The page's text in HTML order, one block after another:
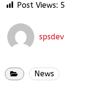
Post Views: 5
spsdev
News